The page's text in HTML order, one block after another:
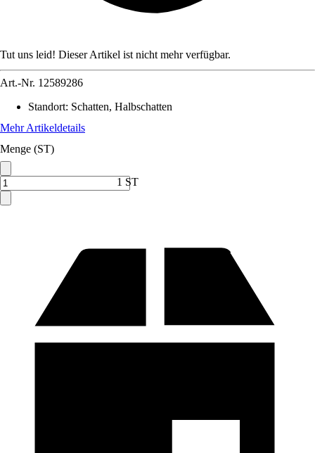
Tut uns leid! Dieser Artikel ist nicht mehr verfügbar.
Art.-Nr. 12589286
Standort: Schatten, Halbschatten
Mehr Artikeldetails
Menge (ST)
1 ST